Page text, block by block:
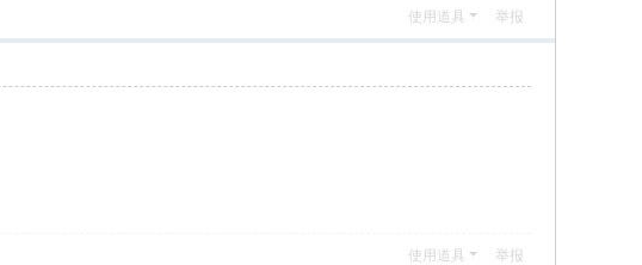
使用道具 举报
使用道具 举报